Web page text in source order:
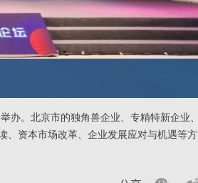
办。北京市的独角兽企业、专精特新企业、
、资本市场改革、企业发展应对与机遇等方